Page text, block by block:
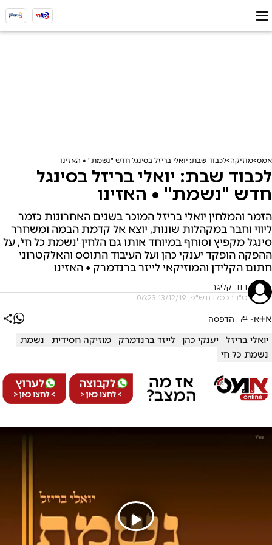
אמס מוזיקה לכבוד שבת: יואלי בריזל בסינגל חדש "נשמת" • האזינו
לכבוד שבת: יואלי בריזל בסינגל
חדש "נשמת" • האזינו
הזמר והמלחין יואלי בריזל המוכר בשנים האחרונות כזמר
ליווי וחבר במקהלות שונות, יוצא אל קדמת הבמה ומשחרר
סינגל מקפיץ וסוחף במיוחד אותו גם הלחין 'נשמת כל חי', על
ההפקה הופקד יענקי כהן ועל העיבוד התוסס והאלקטרוני
חתום הקלידן והמוזיקאי לייזר ברנדמרק • האזינו
דוד קליגר
ט"ו בכסלו תש"פ, 13/12/19 06:23
א+א- הדפסה
יואלי בריזל יענקי כהן לייזר ברנדמרק מוזיקה חסידית
נשמת
נשמת כל חי